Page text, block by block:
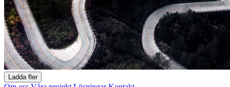
Ladda fler